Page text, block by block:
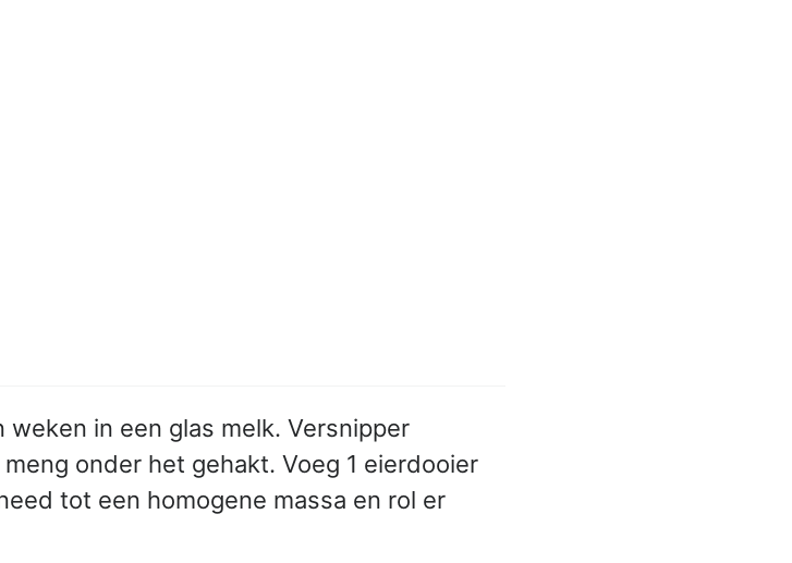
in een glas melk. Versnipper
onder het gehakt. Voeg 1 eierdooier
tot een homogene massa en rol er